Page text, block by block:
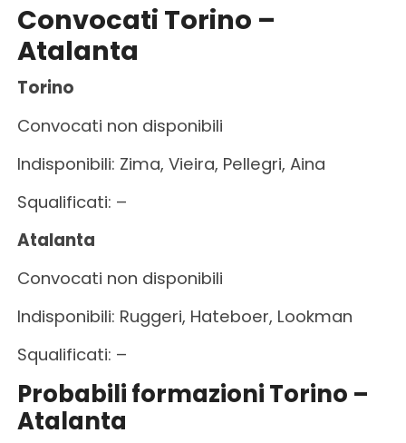
Convocati Torino –
Atalanta
Torino
Convocati non disponibili
Indisponibili: Zima, Vieira, Pellegri, Aina
Squalificati: –
Atalanta
Convocati non disponibili
Indisponibili: Ruggeri, Hateboer, Lookman
Squalificati: –
Probabili formazioni Torino –
Atalanta